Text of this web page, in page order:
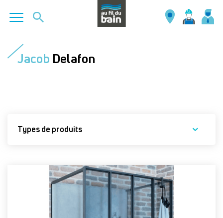
contenuJacob Delafon
Types de produits